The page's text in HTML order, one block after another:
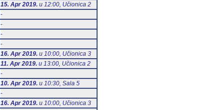
15. Apr 2019.u 12:00, Učionica 2
-
-
-
-
16. Apr 2019.u 10:00, Učionica 3
11. Apr 2019.u 13:00, Učionica 2
-
10. Apr 2019.u 10:30, Sala 5
-
16. Apr 2019.u 10:00, Učionica 3